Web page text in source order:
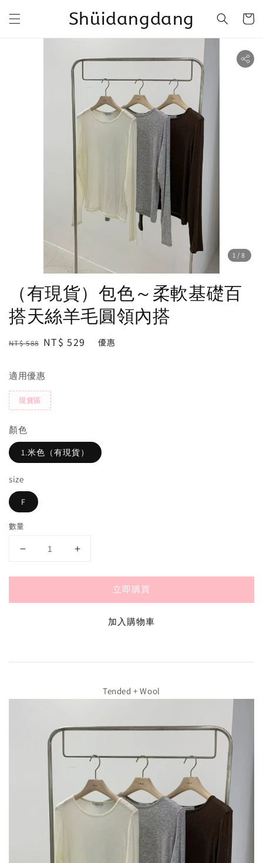
Shüidangdang
1 /8
（有現貨）包色～柔軟基礎百
搭天絲羊毛圓領內搭
Regular
NT$ 588 Sale
NT$ 529 優惠
適用優惠
現貨區
顏色
1.米色（有現貨）
size
F
數量
立即購買
加入購物車
Tended + Wool